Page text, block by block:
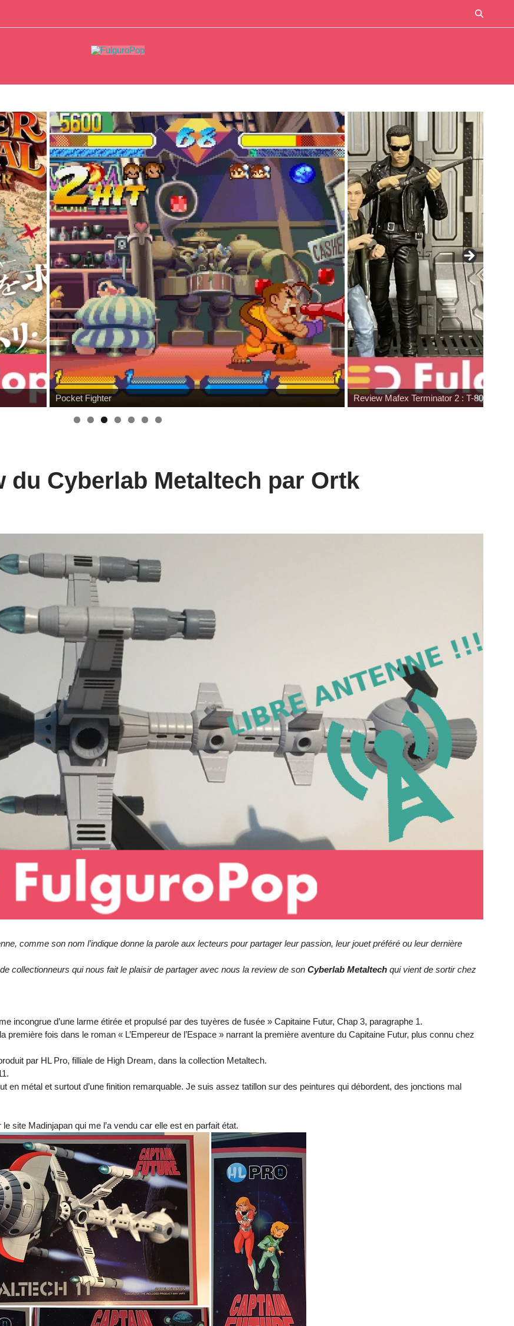
Review Mafex Terminator 2 : T-800 & John Connor
Hommage à Sam Neill
du Cyberlab Metaltech par Ortk
comme son nom l’indique donne la parole aux lecteurs pour partager leur passion, leur jouet préféré ou leur dernière
collectionneurs qui nous fait le plaisir de partager avec nous la review de son Cyberlab Metaltech qui vient de sortir chez
incongrue d’une larme étirée et propulsé par des tuyères de fusée » Capitaine Futur, Chap 3, paragraphe 1.
première fois dans le roman « L’Empereur de l’Espace » narrant la première aventure du Capitaine Futur, plus connu chez
par HL Pro, filliale de High Dream, dans la collection Metaltech.
en métal et surtout d’une finition remarquable. Je suis assez tatillon sur des peintures qui débordent, des jonctions mal
site Madinjapan qui me l’a vendu car elle est en parfait état.